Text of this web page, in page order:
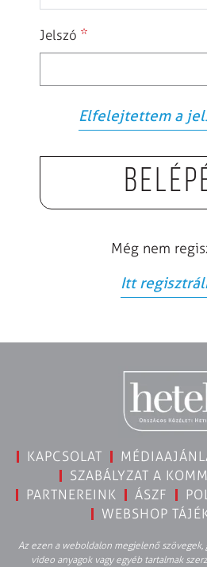
Jelszó *
Elfelejtettem a
Még nem
Itt
KAPCSOLAT
SZABÁLYZAT A
PARTNEREINK
ÁSZF
WEBSHOP
Az ezen a weboldalon megjelenő szövegek,
video anyagok vagy egyéb tartalmak